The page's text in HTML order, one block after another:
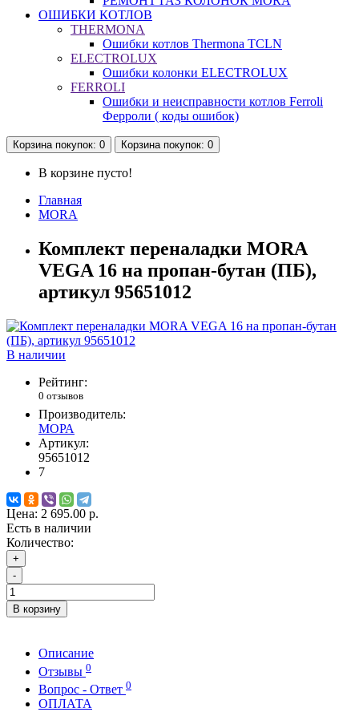
ОШИБКИ КОТЛОВ
THERMONA
Ошибки котлов Thermona TCLN
ELECTROLUX
Ошибки колонки ELECTROLUX
FERROLI
Ошибки и неисправности котлов Ferroli
Ферроли ( коды ошибок)
Корзинапокупок: 0 Корзинапокупок: 0
В корзине пусто!
Главная
MORA
Комплект переналадки MORA
VEGA 16 на пропан-бутан (ПБ),
артикул 95651012
В наличии
Рейтинг:
0 отзывов
Производитель:
МОРА
Артикул:
95651012
7
Цена: 2 695.00 р.
Есть в наличии
Количество:
+
-
В корзину
Описание
Отзывы 0
Вопрос - Ответ 0
ОПЛАТА